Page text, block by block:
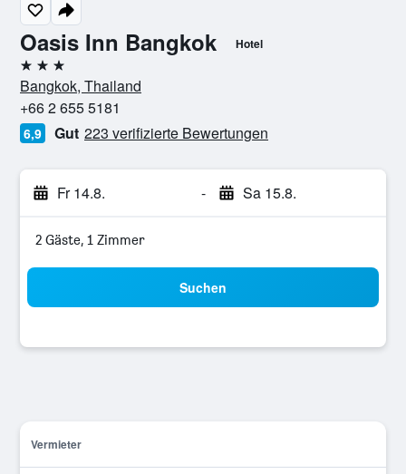
Oasis Inn Bangkok Hotel
3 Sterne
Bangkok, Thailand
+66 2 655 5181
6,9 Gut 223 verifizierte Bewertungen
Fr 14.8. - Sa 15.8.
2 Gäste, 1 Zimmer
Suchen
Vermieter